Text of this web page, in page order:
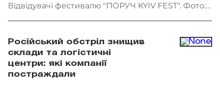
Відвідувачі фестивалю "ПОРУЧ KYIV FEST". Фото:
Російський обстріл знищив
склади та логістичні
центри: які компанії
постраждали